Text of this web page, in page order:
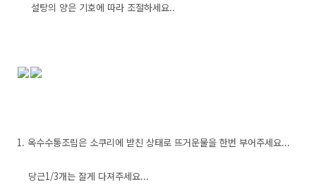
설탕의 양은 기호에 따라 조절하세요..
1. 옥수수통조림은 소쿠리에 받친 상태로 뜨거운물을 한번 부어주세요...
당근1/3개는 잘게 다져주세요...